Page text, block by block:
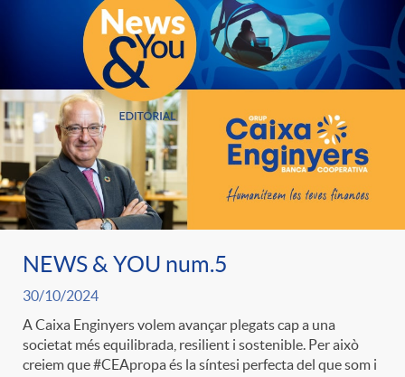
NEWS & YOU num.5
30/10/2024
A Caixa Enginyers volem avançar plegats cap a una
societat més equilibrada, resilient i sostenible. Per això
creiem que #CEApropa és la síntesi perfecta del que som i